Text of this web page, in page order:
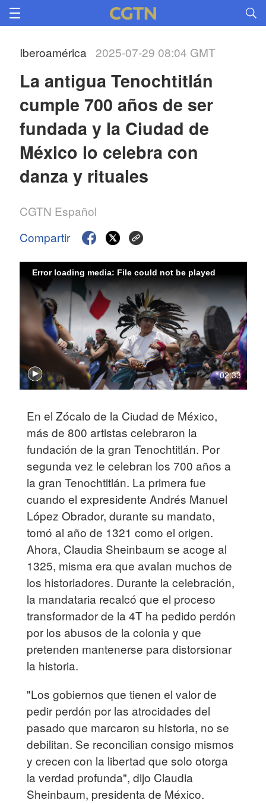
Iberoamérica 2025-07-29 08:04 GMT
La antigua Tenochtitlán
cumple 700 años de ser
fundada y la Ciudad de
México lo celebra con
danza y rituales
CGTN Español
Compartir
02:33
Error loading media: File could not be played
En el Zócalo de la Ciudad de México,
más de 800 artistas celebraron la
fundación de la gran Tenochtitlán. Por
segunda vez le celebran los 700 años a
la gran Tenochtitlán. La primera fue
cuando el expresidente Andrés Manuel
López Obrador, durante su mandato,
tomó al año de 1321 como el origen.
Ahora, Claudia Sheinbaum se acoge al
1325, misma era que avalan muchos de
los historiadores. Durante la celebración,
la mandataria recalcó que el proceso
transformador de la 4T ha pedido perdón
por los abusos de la colonia y que
pretenden mantenerse para distorsionar
la historia.
"Los gobiernos que tienen el valor de
pedir perdón por las atrocidades del
pasado que marcaron su historia, no se
debilitan. Se reconcilian consigo mismos
y crecen con la libertad que solo otorga
la verdad profunda", dijo Claudia
Sheinbaum, presidenta de México.